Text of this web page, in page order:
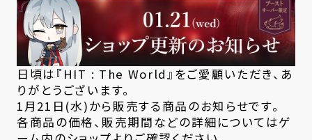
日頃は『HIT : The World』をご愛顧いただき、あ
りがとうございます。
1月21日(水)から販売する商品のお知らせです。
各商品の価格、販売期間などの詳細についてはゲ